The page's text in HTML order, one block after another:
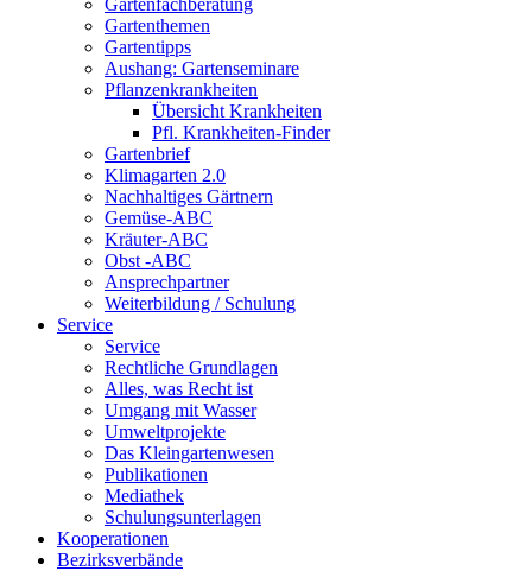
Gartenfachberatung
Gartenthemen
Gartentipps
Aushang: Gartenseminare
Pflanzenkrankheiten
Übersicht Krankheiten
Pfl. Krankheiten-Finder
Gartenbrief
Klimagarten 2.0
Nachhaltiges Gärtnern
Gemüse-ABC
Kräuter-ABC
Obst -ABC
Ansprechpartner
Weiterbildung / Schulung
Service
Service
Rechtliche Grundlagen
Alles, was Recht ist
Umgang mit Wasser
Umweltprojekte
Das Kleingartenwesen
Publikationen
Mediathek
Schulungsunterlagen
Kooperationen
Bezirksverbände